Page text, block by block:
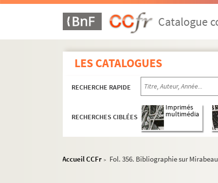
Catalogue
LES CATALOGUES
RECHERCHE RAPIDE
RECHERCHES CIBLÉES
Imprimés
multimédia
Accueil CCFr > Fol. 356. Bibliographie sur Mirabeau